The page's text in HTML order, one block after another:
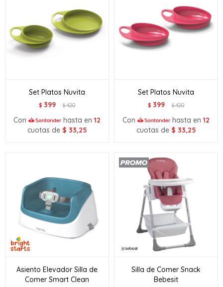
Set Platos Nuvita
$ 399 $420
Con hasta en 12
cuotas de $ 33,25
Set Platos Nuvita
$ 399 $420
Con hasta en 12
cuotas de $ 33,25
Asiento Elevador Silla de
Comer Smart Clean
Silla de Comer Snack
Bebesit